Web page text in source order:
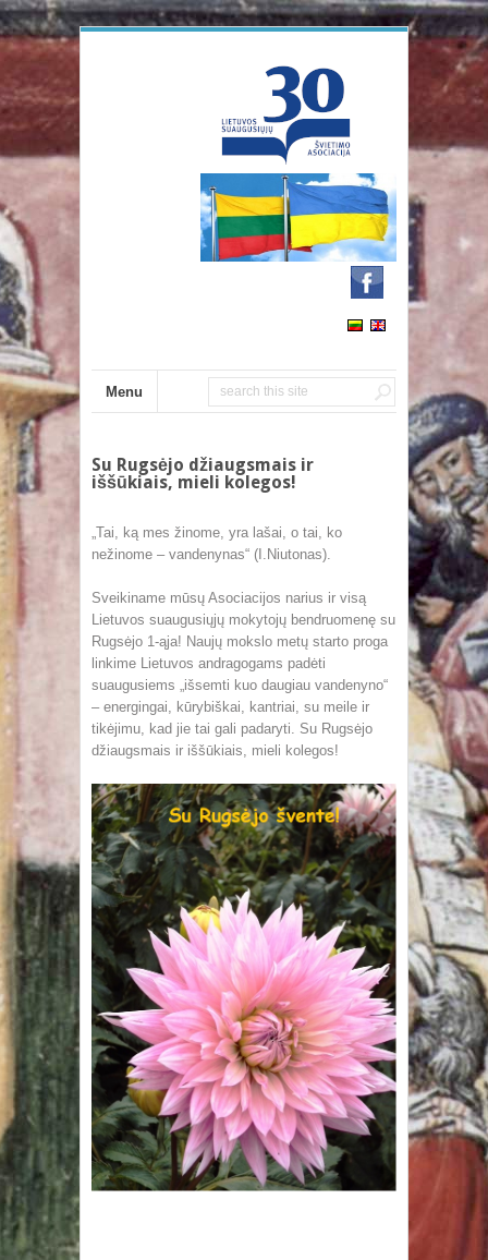
Menu
Su Rugsėjo džiaugsmais ir
iššūkiais, mieli kolegos!
„Tai, ką mes žinome, yra lašai, o tai, ko
nežinome – vandenynas“ (I.Niutonas).
Sveikiname mūsų Asociacijos narius ir visą
Lietuvos suaugusiųjų mokytojų bendruomenę su
Rugsėjo 1-ąja! Naujų mokslo metų starto proga
linkime Lietuvos andragogams padėti
suaugusiems „išsemti kuo daugiau vandenyno“
– energingai, kūrybiškai, kantriai, su meile ir
tikėjimu, kad jie tai gali padaryti. Su Rugsėjo
džiaugsmais ir iššūkiais, mieli kolegos!